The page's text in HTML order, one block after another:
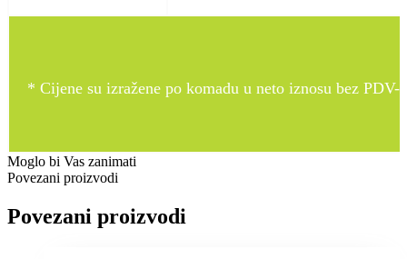
* Cijene su izražene po komadu u neto iznosu bez PDV-
Moglo bi Vas zanimati
Povezani proizvodi
Povezani proizvodi